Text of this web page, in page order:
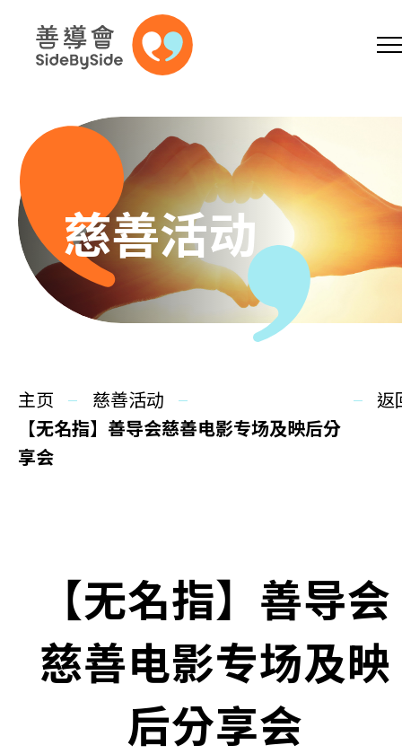
跳到内容（按回车键）
A 繁
主页
同你讲故事
慈善活动
相关报导
联络我们
慈善活动
主页
慈善活动
【无名指】善导会慈善电影专场及映后分
享会
返
【无名指】善导会
慈善电影专场及映
后分享会